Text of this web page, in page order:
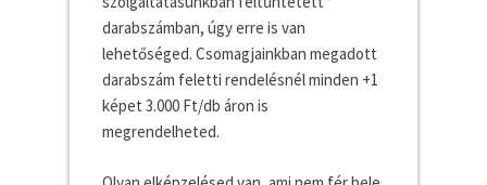
darabszámban, úgy erre is van
lehetőséged. Csomagjainkban megadott
darabszám feletti rendelésnél minden +1
képet 3.000 Ft/db áron is
megrendelheted.